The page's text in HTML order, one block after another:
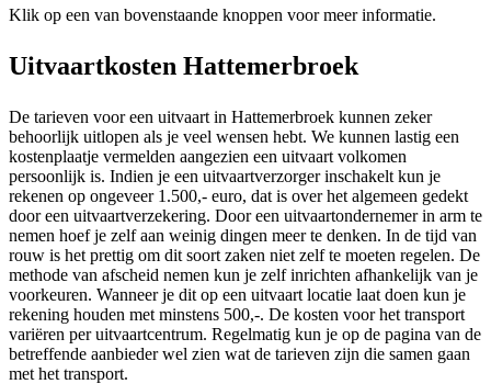
Klik op een van bovenstaande knoppen voor meer informatie.
Uitvaartkosten Hattemerbroek
De tarieven voor een uitvaart in Hattemerbroek kunnen zeker
behoorlijk uitlopen als je veel wensen hebt. We kunnen lastig een
kostenplaatje vermelden aangezien een uitvaart volkomen
persoonlijk is. Indien je een uitvaartverzorger inschakelt kun je
rekenen op ongeveer 1.500,- euro, dat is over het algemeen gedekt
door een uitvaartverzekering. Door een uitvaartondernemer in arm te
nemen hoef je zelf aan weinig dingen meer te denken. In de tijd van
rouw is het prettig om dit soort zaken niet zelf te moeten regelen. De
methode van afscheid nemen kun je zelf inrichten afhankelijk van je
voorkeuren. Wanneer je dit op een uitvaart locatie laat doen kun je
rekening houden met minstens 500,-. De kosten voor het transport
variëren per uitvaartcentrum. Regelmatig kun je op de pagina van de
betreffende aanbieder wel zien wat de tarieven zijn die samen gaan
met het transport.